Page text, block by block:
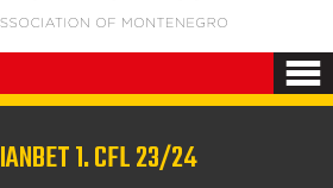
1. CFL 23/24